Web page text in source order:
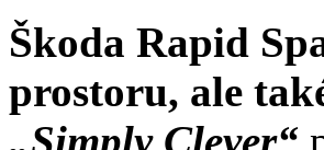
Škoda Rapid
prostoru, ale
„Simply Clever“